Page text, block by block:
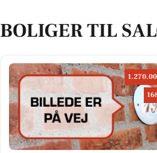
BOLIGER TIL